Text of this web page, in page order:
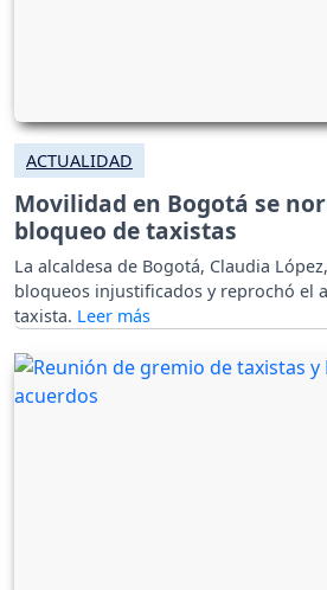
ACTUALIDAD
Movilidad en Bogotá se
bloqueo de taxistas
La alcaldesa de Bogotá, Claudia
bloqueos injustificados y reprochó el
taxista.